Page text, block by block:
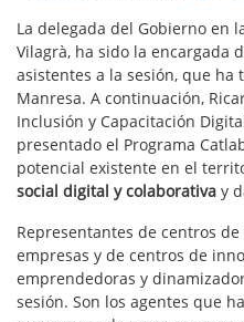
La delegada del Gobierno en
Vilagrà, ha sido la encargada
asistentes a la sesión, que ha
Manresa. A continuación,
Inclusión y Capacitación
presentado el Programa
potencial existente en el
social digital y colaborativa y
Representantes de centros
empresas y de centros de
emprendedoras y
sesión. Son los agentes que